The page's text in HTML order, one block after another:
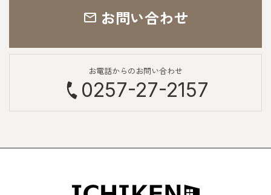
お問い合わせ
お電話からのお問い合わせ
0257-27-2157